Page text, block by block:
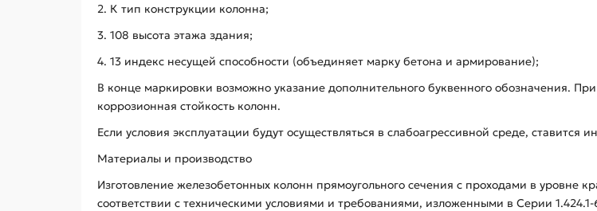
2. К тип конструкции колонна;
3. 108 высота этажа здания;
4. 13 индекс несущей способности (объединяет марку бетона и армирование);
В конце маркировки возможно указание дополнительного буквенного обозначения.
коррозионная стойкость колонн.
Если условия эксплуатации будут осуществляться в слабоагрессивной среде,
Материалы и производство
Изготовление железобетонных колонн прямоугольного сечения с проходами в уровне
соответствии с техническими условиями и требованиями, изложенными в Серии 1.424.1-